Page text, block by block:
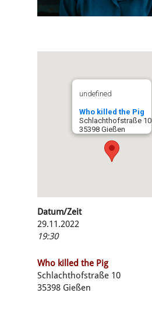
undefined
Who killed the Pig
Schlachthofstraße 10
35398 Gießen
Datum/Zeit
29.11.2022
19:30
Who killed the Pig
Schlachthofstraße 10
35398 Gießen